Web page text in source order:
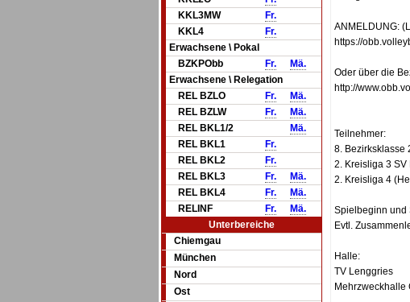
KKL3MW
Fr.
KKL4
Fr.
Erwachsene \ Pokal
BZKPObb
Fr.
Mä.
Erwachsene \ Relegation
REL BZLO
Fr.
Mä.
REL BZLW
Fr.
Mä.
REL BKL1/2
Mä.
REL BKL1
Fr.
REL BKL2
Fr.
REL BKL3
Fr.
Mä.
REL BKL4
Fr.
Mä.
RELINF
Fr.
Mä.
Unterbereiche
Chiemgau
München
Nord
Ost
ANMELDUNG:
https://
Oder über die
http://
Teilnehmer:
8. Bezirksklasse
2. Kreisliga 3
2. Kreisliga 4
Spielbeginn und
Evtl.
Halle:
TV Lenggries
Mehrzweckhalle